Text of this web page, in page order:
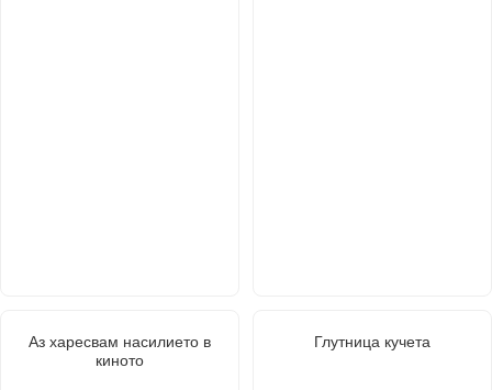
Аз харесвам насилието в
киното
Глутница кучета